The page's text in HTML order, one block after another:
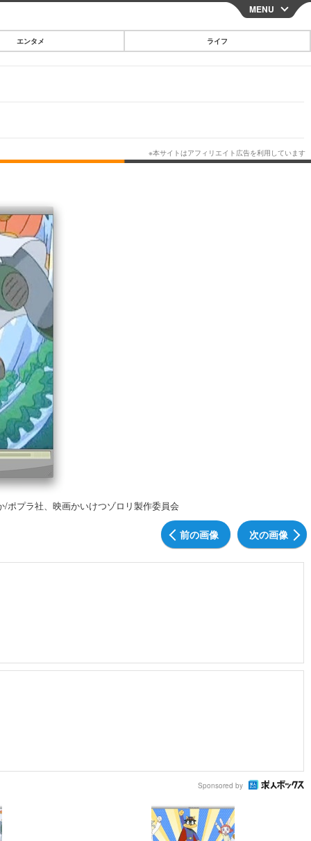
CLOSE
その他
映画・ドラマ
ショッピング
MENU
エンタメ ライフ
プラ社、映画かいけつゾロリ製作委員会
前の画像 次の画像
Sponsored by